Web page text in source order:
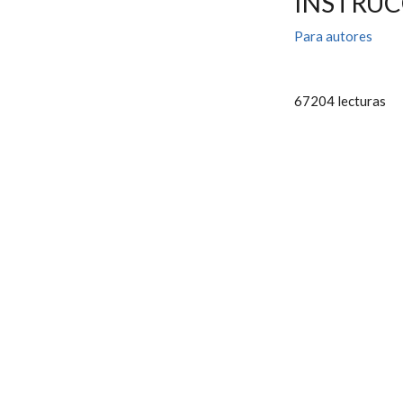
Para autores
67204 lecturas